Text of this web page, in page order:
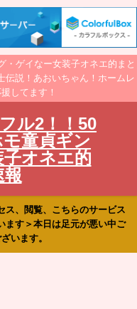
・ゲイなー女装子オネエ的まと
伝説！あおいちゃん！ホームレ
してます！
ル2！！50
童貞ギン
オネエ的
報
ス、閲覧、こちらのサービス
ます＞本日は足元が悪い中ご
います。